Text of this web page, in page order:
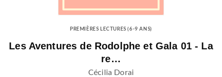
PREMIÈRES LECTURES (6-9 ANS)
Les Aventures de Rodolphe et Gala 01 - La
re…
Cécilia Dorai